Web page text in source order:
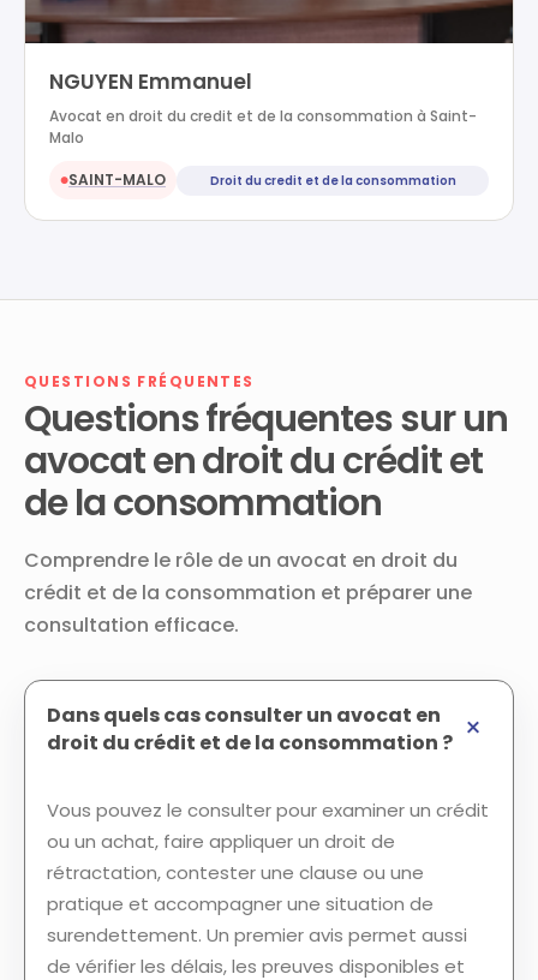
NGUYEN Emmanuel
Avocat en droit du credit et de la consommation à Saint-
Malo
●SAINT-MALO Droit du credit et de la consommation
QUESTIONS FRÉQUENTES
Questions fréquentes sur un
avocat en droit du crédit et
de la consommation
Comprendre le rôle de un avocat en droit du
crédit et de la consommation et préparer une
consultation efficace.
Dans quels cas consulter un avocat en
droit du crédit et de la consommation ?
Vous pouvez le consulter pour examiner un crédit
ou un achat, faire appliquer un droit de
rétractation, contester une clause ou une
pratique et accompagner une situation de
surendettement. Un premier avis permet aussi
de vérifier les délais, les preuves disponibles et